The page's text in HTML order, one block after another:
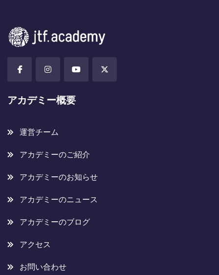
アカデミー概要
運営チーム
アカデミーのご紹介
アカデミーのお知らせ
アカデミーのニュース
アカデミーのブログ
アクセス
お問い合わせ